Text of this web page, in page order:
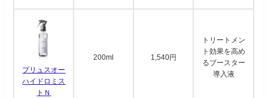
プリュスオー
ハイドロミス
トＮ
200ml 1,540円
トリートメン
ト効果を高め
るブースター
導入液